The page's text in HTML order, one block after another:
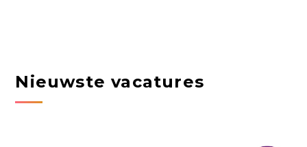
Nieuwste vacatures